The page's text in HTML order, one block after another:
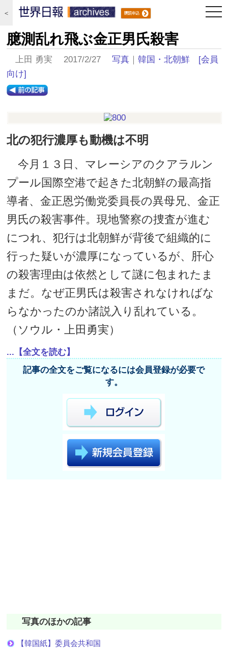
＜
臆測乱れ飛ぶ金正男氏殺害
上田 勇実 2017/2/27写真 ｜韓国・北朝鮮
[会員
向け]
北の犯行濃厚も動機は不明
今月１３日、マレーシアのクアラルン
プール国際空港で起きた北朝鮮の最高指
導者、金正恩労働党委員長の異母兄、金正
男氏の殺害事件。現地警察の捜査が進む
につれ、犯行は北朝鮮が背後で組織的に
行った疑いが濃厚になっているが、肝心
の殺害理由は依然として謎に包まれたま
まだ。なぜ正男氏は殺害されなければな
らなかったのか諸説入り乱れている。
（ソウル・上田勇実）
...【全文を読む】
記事の全文をご覧になるには会員登録が必要で
す。
写真のほかの記事
【韓国紙】委員会共和国